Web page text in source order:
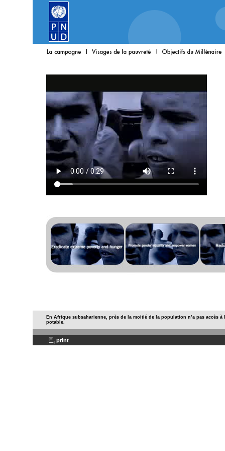
En Afrique subsaharienne, près de la moitié de la population n’a pas accès à
potable.
print